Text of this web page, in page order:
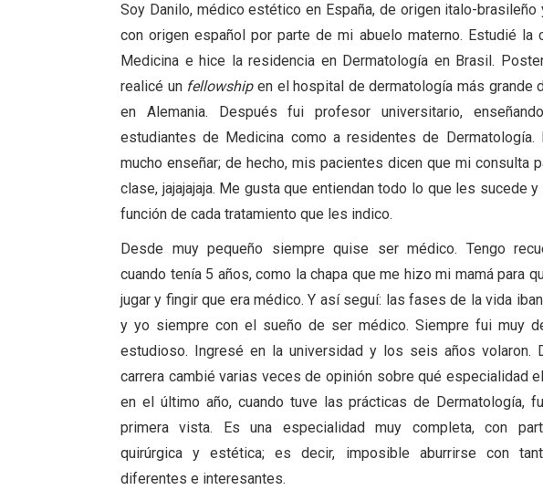
Soy Danilo, médico estético en España, de origen italo-brasileño
con origen español por parte de mi abuelo materno. Estudié la
Medicina e hice la residencia en Dermatología en Brasil.
realicé un fellowshipen el hospital de dermatología más grande
en Alemania. Después fui profesor universitario,
estudiantes de Medicina como a residentes de Dermatología.
mucho enseñar; de hecho, mis pacientes dicen que mi consulta
clase, jajajajaja. Me gusta que entiendan todo lo que les sucede
función de cada tratamiento que les indico.
Desde muy pequeño siempre quise ser médico. Tengo
cuando tenía 5 años, como la chapa que me hizo mi mamá para
jugar y fingir que era médico. Y así seguí: las fases de la vida
y yo siempre con el sueño de ser médico. Siempre fui muy
estudioso. Ingresé en la universidad y los seis años volaron.
carrera cambié varias veces de opinión sobre qué especialidad
en el último año, cuando tuve las prácticas de Dermatología,
primera vista. Es una especialidad muy completa, con
quirúrgica y estética; es decir, imposible aburrirse con
diferentes e interesantes.